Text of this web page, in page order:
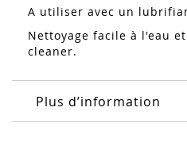
A utiliser avec un
Nettoyage facile à l'eau
cleaner.
Plus d’information